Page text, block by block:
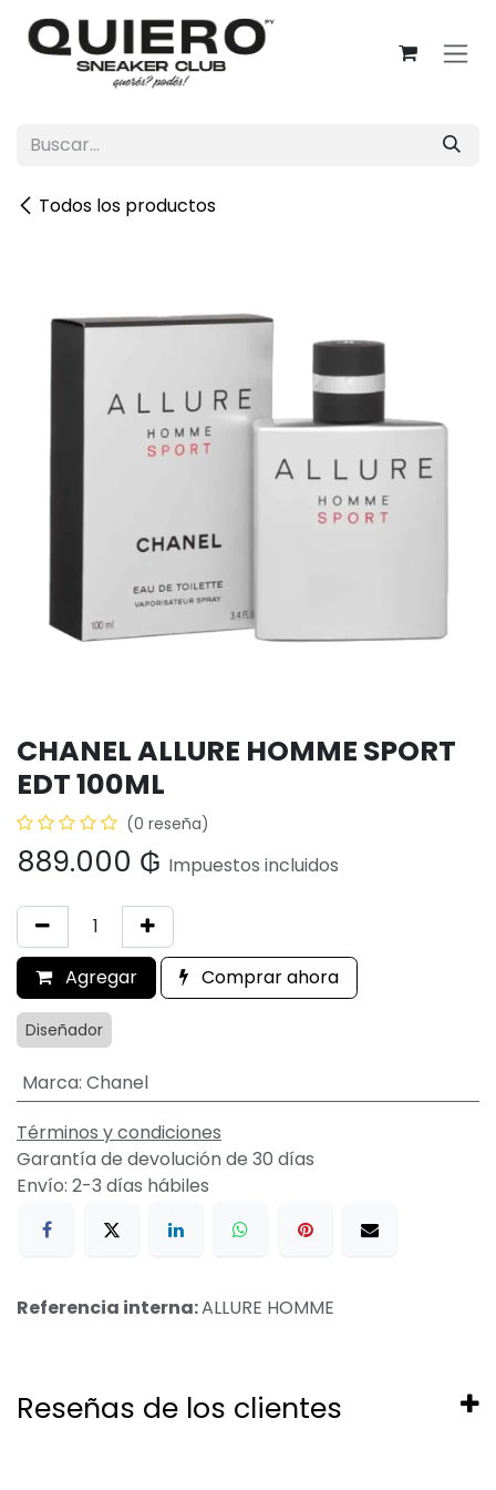
Ir al contenido
Todos los productos
CHANEL ALLURE HOMME SPORT
EDT 100ML
(0 reseña)
889.000 ₲ Impuestos incluidos
Agregar Comprar ahora
Diseñador
Marca: Chanel
Términos y condiciones
Garantía de devolución de 30 días
Envío: 2-3 días hábiles
Referencia interna:ALLURE HOMME
Reseñas de los clientes